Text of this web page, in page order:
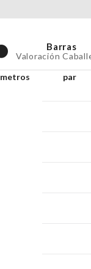
Barras
Valoración
metros par